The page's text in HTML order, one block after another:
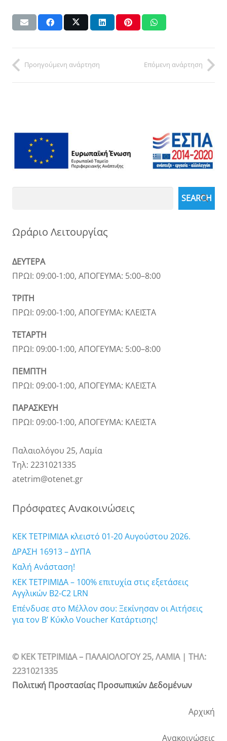
Προηγούμενη ανάρτηση Επόμενη ανάρτηση
SEARCH
Ωράριο Λειτουργίας
ΔΕΥΤΕΡΑ
ΠΡΩΙ: 09:00-1:00, ΑΠΟΓΕΥΜΑ: 5:00–8:00
ΤΡΙΤΗ
ΠΡΩΙ: 09:00-1:00, ΑΠΟΓΕΥΜΑ: ΚΛΕΙΣΤΑ
ΤΕΤΑΡΤΗ
ΠΡΩΙ: 09:00-1:00, ΑΠΟΓΕΥΜΑ: 5:00–8:00
ΠΕΜΠΤΗ
ΠΡΩΙ: 09:00-1:00, ΑΠΟΓΕΥΜΑ: ΚΛΕΙΣΤΑ
ΠΑΡΑΣΚΕΥΗ
ΠΡΩΙ: 09:00-1:00, ΑΠΟΓΕΥΜΑ: ΚΛΕΙΣΤΑ
Παλαιολόγου 25, Λαμία
Τηλ: 2231021335
atetrim@otenet.gr
Πρόσφατες Ανακοινώσεις
ΚΕΚ ΤΕΤΡΙΜΙΔΑ κλειστό 01-20 Αυγούστου 2026.
ΔΡΑΣΗ 16913 – ΔΥΠΑ
Καλή Ανάσταση!
ΚΕΚ ΤΕΤΡΙΜΙΔΑ – 100% επιτυχία στις εξετάσεις
Αγγλικών B2-C2 LRN
Επένδυσε στο Μέλλον σου: Ξεκίνησαν οι Αιτήσεις
για τον Β’ Κύκλο Voucher Κατάρτισης!
© ΚΕΚ ΤΕΤΡΙΜΙΔΑ – ΠΑΛΑΙΟΛΟΓΟΥ 25, ΛΑΜΙΑ | TΗΛ:
2231021335
Πολιτική Προστασίας Προσωπικών Δεδομένων
Αρχική
Ανακοινώσεις